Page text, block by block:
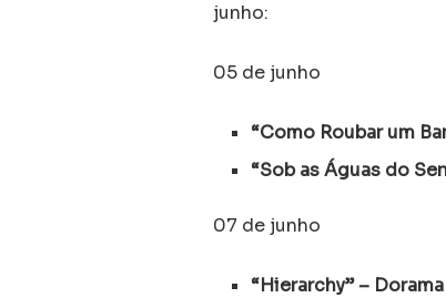
junho:
05 de junho
“Como Roubar um
“Sob as Águas do
07 de junho
“Hierarchy” – Dorama